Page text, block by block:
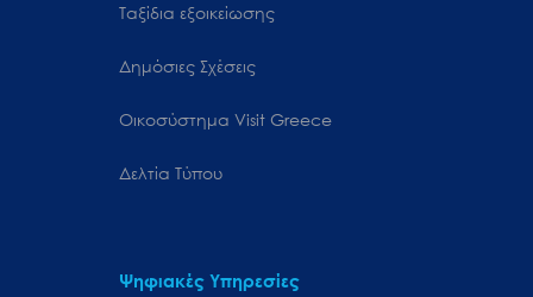
Ταξίδια εξοικείωσης
Δημόσιες Σχέσεις
Oικοσύστημα Visit Greece
Δελτία Τύπου
Ψηφιακές Υπηρεσίες